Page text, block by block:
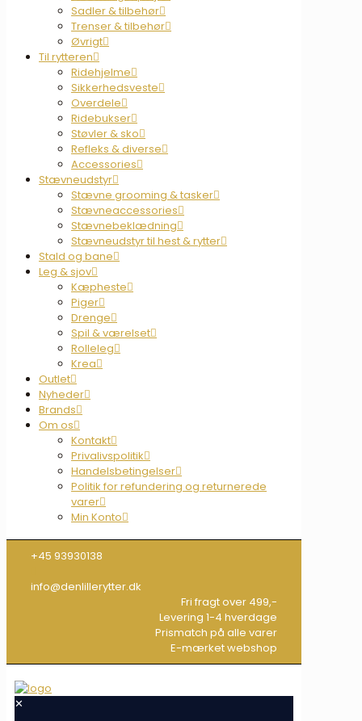
Sadler & tilbehør
Trenser & tilbehør
Øvrigt
Til rytteren
Ridehjelme
Sikkerhedsveste
Overdele
Ridebukser
Støvler & sko
Refleks & diverse
Accessories
Stævneudstyr
Stævne grooming & tasker
Stævneaccessories
Stævnebeklædning
Stævneudstyr til hest & rytter
Stald og bane
Leg & sjov
Kæpheste
Piger
Drenge
Spil & værelset
Rolleleg
Krea
Outlet
Nyheder
Brands
Om os
Kontakt
Privalivspolitik
Handelsbetingelser
Politik for refundering og returnerede
varer
Min Konto
+45 93930138
info@denlillerytter.dk
Fri fragt over 499,-
Levering 1-4 hverdage
Prismatch på alle varer
E-mærket webshop
✕